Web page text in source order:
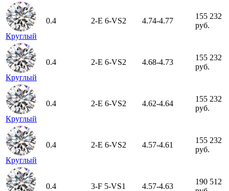
Круглый
0.4 2-E 6-VS2 4.74-4.77
155 232
руб.
Круглый
0.4 2-E 6-VS2 4.68-4.73
155 232
руб.
Круглый
0.4 2-E 6-VS2 4.62-4.64
155 232
руб.
Круглый
0.4 2-E 6-VS2 4.57-4.61
155 232
руб.
0.4 3-F 5-VS1 4.57-4.63
190 512